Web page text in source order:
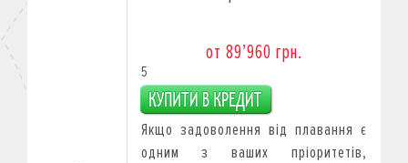
от 89’960 грн.
5
Якщо задоволення від плавання є
одним з ваших пріоритетів,